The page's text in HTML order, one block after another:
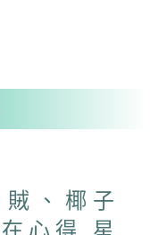
、椰子